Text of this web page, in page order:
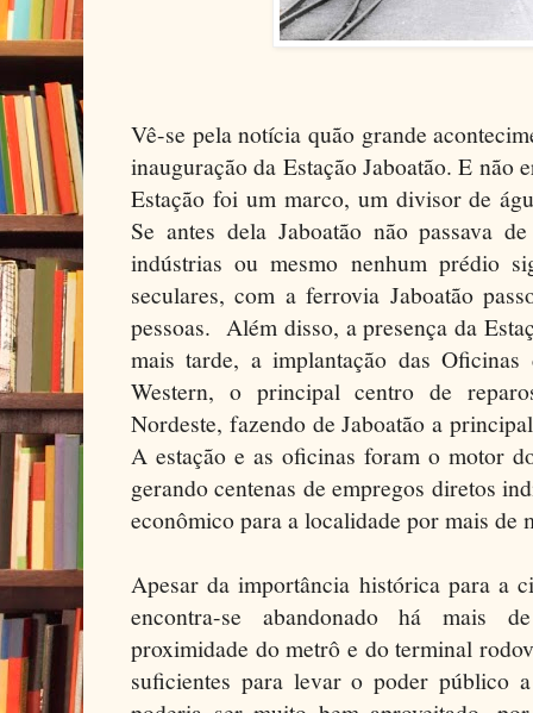
Vê-se pela notícia quão grande
inauguração da Estação Jaboatão. E não
Estação foi um marco, um divisor de
Se antes dela Jaboatão não passava
indústrias ou mesmo nenhum prédio
seculares, com a ferrovia Jaboatão
pessoas. Além disso, a presença da
mais tarde, a implantação das
Western, o principal centro de
Nordeste, fazendo de Jaboatão a
A estação e as oficinas foram o motor
gerando centenas de empregos diretos
econômico para a localidade por mais de
Apesar da importância histórica para a
encontra-se abandonado há mais
proximidade do metrô e do terminal
suficientes para levar o poder público